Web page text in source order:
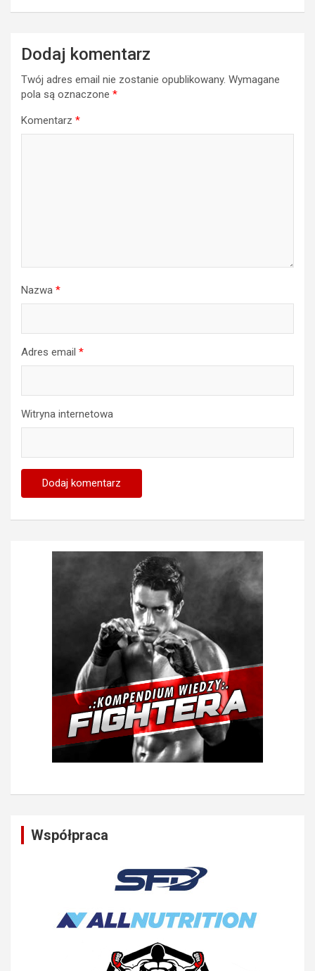
Dodaj komentarz
Twój adres email nie zostanie opublikowany. Wymagane
pola są oznaczone *
Komentarz *
Nazwa *
Adres email *
Witryna internetowa
Współpraca